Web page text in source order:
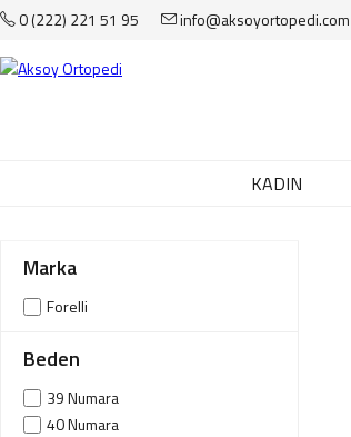
Kadın
Aksesuar
Sağlık & Bakım
Markalar
İndirim
0 (222) 221 51 95 info@aksoyortopedi.com
KADIN
Marka
Forelli
Beden
39 Numara
40 Numara